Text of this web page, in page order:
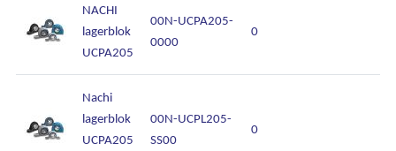
NACHI
lagerblok
UCPA205
00N-UCPA205-
0000
0
Nachi
lagerblok
UCPA205
00N-UCPL205-
SS00
0